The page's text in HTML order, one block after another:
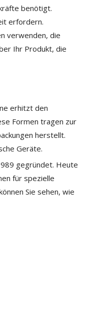
benötigt.
erfordern.
verwenden, die
Ihr Produkt, die
erhitzt den
Formen tragen zur
herstellt.
Geräte.
gegründet. Heute
für spezielle
Sie sehen, wie